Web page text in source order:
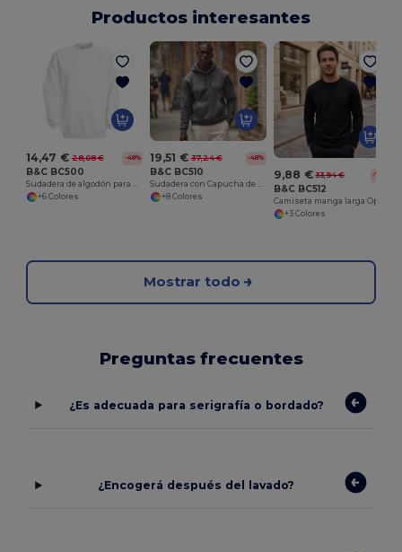
Productos interesantes
14,47 € 28,08 € -48%
B&C BC500
+6 Colores
19,51 € 37,24 € -48%
B&C BC510
+8 Colores
9,88 € 33,94 € -71%
B&C BC512
+3 Colores
Mostrar todo
Preguntas frecuentes
¿Es adecuada para serigrafía o bordado?
¿Encogerá después del lavado?